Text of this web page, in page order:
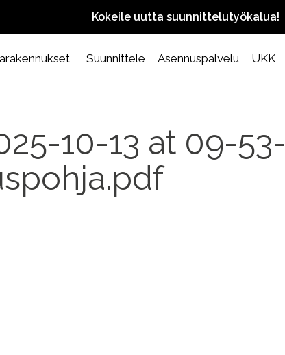
Kokeile uutta suunnittelutyökalua!
Suunnittele Asennuspalvelu UKK
10-13 at 09-53-